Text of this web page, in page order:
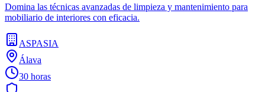
Domina las técnicas avanzadas de limpieza y mantenimiento para
mobiliario de interiores con eficacia.
ASPASIA
Álava
30 horas